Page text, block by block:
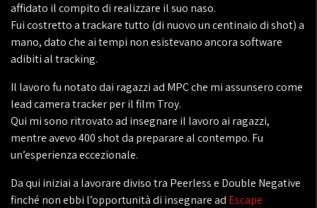
affidato il compito di realizzare il suo naso.
Fui costretto a trackare tutto (di nuovo un centinaio di shot) a
mano, dato che ai tempi non esistevano ancora software
adibiti al tracking.
Il lavoro fu notato dai ragazzi ad MPC che mi assunsero come
lead camera tracker per il film Troy.
Qui mi sono ritrovato ad insegnare il lavoro ai ragazzi,
mentre avevo 400 shot da preparare al contempo. Fu
un’esperienza eccezionale.
Da qui iniziai a lavorare diviso tra Peerless e Double Negative
finché non ebbi l’opportunità di insegnare ad Escape